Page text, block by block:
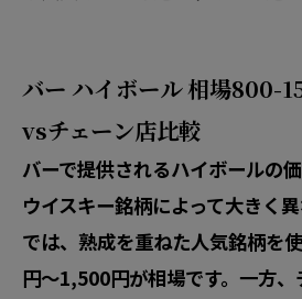
バー ハイボール 相場800-
vsチェーン店比較
バーで提供されるハイボールの
ウイスキー銘柄によって大きく
では、熟成を重ねた人気銘柄を
円〜1,500円が相場です。一方、